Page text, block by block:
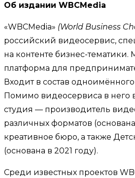
Об издании WBCMedia
«WBCMedia» (World Business
российский видеосервис,
на контенте бизнес-
платформа для
Входит в состав
Помимо видеосервиса в него
студия — производитель
различных форматов
креативное бюро, а также
(основана в 2021 году).
Среди известных проектов